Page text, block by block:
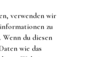
verwenden wir
zu
Wenn du diesen
wie das